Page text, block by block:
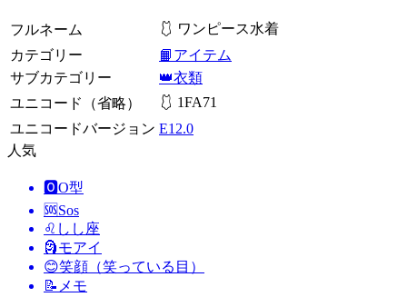
フルネーム
🩱 ワンピース水着
カテゴリー
📙アイテム
サブカテゴリー
👑衣類
ユニコード（省略）
🩱 1FA71
ユニコードバージョン E12.0
人気
🅾️O型
🆘Sos
♌ しし座
🗿モアイ
😊笑顔（笑っている目）
📝 メモ